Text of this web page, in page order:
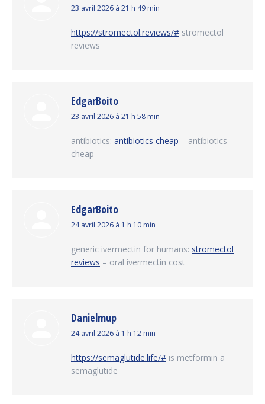
dit
23 avril 2026 à 21 h 49 min
https://stromectol.reviews/# stromectol
reviews
EdgarBoito
dit
23 avril 2026 à 21 h 58 min
antibiotics: antibiotics cheap – antibiotics
cheap
EdgarBoito
dit
24 avril 2026 à 1 h 10 min
generic ivermectin for humans: stromectol
reviews – oral ivermectin cost
Danielmup
dit
24 avril 2026 à 1 h 12 min
https://semaglutide.life/# is metformin a
semaglutide